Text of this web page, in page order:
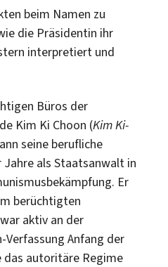
beim Namen zu
die Präsidentin ihr
interpretiert und
Büros der
Kim Ki Choon (Kim Ki-
seine berufliche
Jahre als Staatsanwalt in
Er
berüchtigten
aktiv an der
Verfassung Anfang der
autoritäre Regime